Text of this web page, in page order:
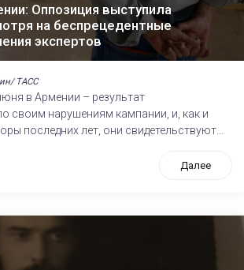
Оппозиция выступила
на беспрецедентные
экспертов
ТАСС
в Армении – результат
своим нарушениям кампании, и, как и
последних лет, они свидетельствуют...
Далее